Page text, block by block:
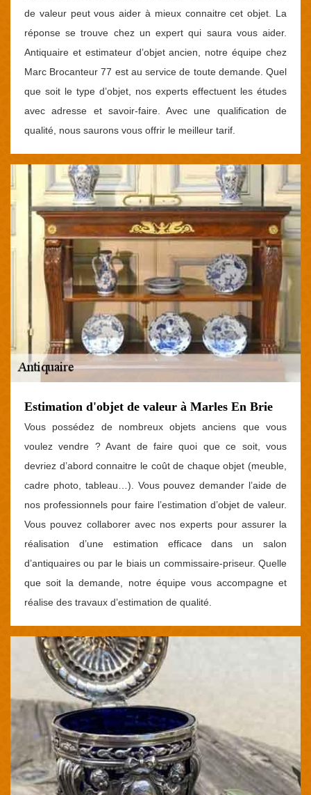
de valeur peut vous aider à mieux connaitre cet objet. La
réponse se trouve chez un expert qui saura vous aider.
Antiquaire et estimateur d’objet ancien, notre équipe chez
Marc Brocanteur 77 est au service de toute demande. Quel
que soit le type d’objet, nos experts effectuent les études
avec adresse et savoir-faire. Avec une qualification de
qualité, nous saurons vous offrir le meilleur tarif.
Estimation d'objet de valeur à Marles En Brie
Vous possédez de nombreux objets anciens que vous
voulez vendre ? Avant de faire quoi que ce soit, vous
devriez d’abord connaitre le coût de chaque objet (meuble,
cadre photo, tableau…). Vous pouvez demander l’aide de
nos professionnels pour faire l’estimation d’objet de valeur.
Vous pouvez collaborer avec nos experts pour assurer la
réalisation d’une estimation efficace dans un salon
d’antiquaires ou par le biais un commissaire-priseur. Quelle
que soit la demande, notre équipe vous accompagne et
réalise des travaux d’estimation de qualité.